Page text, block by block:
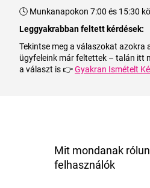
🕓 Munkanapokon 7:00 és 15:30
Leggyakrabban feltett kérdések:
Tekintse meg a válaszokat azokra
ügyfeleink már feltettek – talán itt
a választ is 👉Gyakran Ismételt